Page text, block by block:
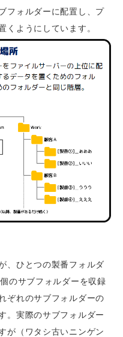
フォルダーに配置し、プ
くようにしています。
、ひとつの製番フォルダ
のサブフォルダーを収録
ぞれのサブフォルダーの
。実際のサブフォルダー
が（ワタシ古いニンゲン